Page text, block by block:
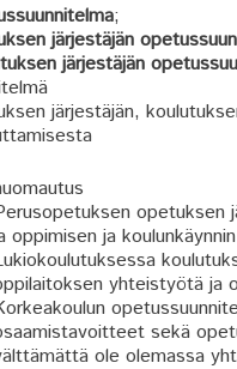
;
järjestäjän
järjestäjän
järjestäjän,
opetuksen
oppimisen ja
yhteistyötä ja
sekä
ole olemassa